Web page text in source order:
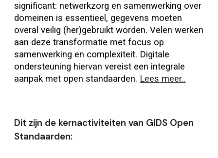
significant: netwerkzorg en samenwerking over
domeinen is essentieel, gegevens moeten
overal veilig (her)gebruikt worden. Velen werken
aan deze transformatie met focus op
samenwerking en complexiteit. Digitale
ondersteuning hiervan vereist een integrale
aanpak met open standaarden. Lees meer..
Dit zijn de kernactiviteiten van GIDS Open
Standaarden: